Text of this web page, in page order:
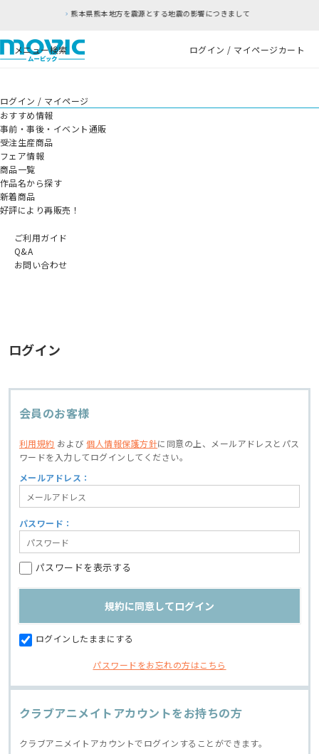
熊本県熊本地方を震源とする地震の影響につきまして
メニュー検索 ログイン / マイページカート
ログイン / マイページ
おすすめ情報
事前・事後・イベント通販
受注生産商品
フェア情報
商品一覧
作品名から探す
新着商品
好評により再販売！
ご利用ガイド
Q&A
お問い合わせ
ログイン
会員のお客様
利用規約 および個人情報保護方針に同意の上、
メールアドレスとパス
ワードを入力してログインしてください。
メールアドレス：
パスワード：
パスワードを表示する
ログインしたままにする
パスワードをお忘れの方はこちら
クラブアニメイトアカウントをお持ちの方
クラブアニメイトアカウントでログインすることができます。